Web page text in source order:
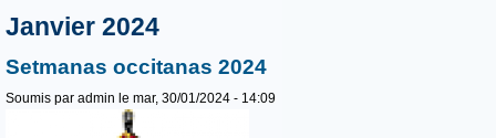
Janvier 2024
Setmanas occitanas 2024
Soumis par admin le mar, 30/01/2024 - 14:09